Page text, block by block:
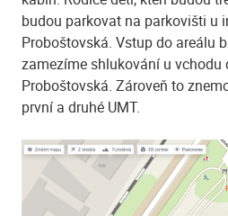
budou parkovat na parkovišti u
Proboštovská. Vstup do areálu
zamezíme shlukování u vchodu
Proboštovská. Zároveň to
první a druhé UMT.